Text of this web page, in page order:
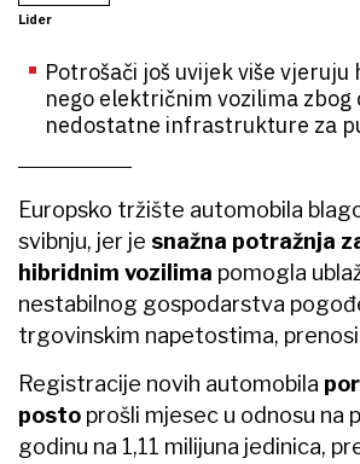
Lider
Potrošači još uvijek više
nego električnim vozilima zbog
nedostatne infrastrukture za
Europsko tržište automobila
svibnju, jer je snažna potražnja
hibridnim vozilima pomogla
nestabilnog gospodarstva
trgovinskim napetostima,
Registracije novih automobila
posto prošli mjesec u odnosu na
godinu na 1,11 milijuna jedinica,